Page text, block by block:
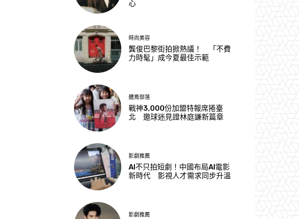
心
時尚美容
龔俊巴黎街拍掀熱議！ 「不費
力時髦」成今夏最佳示範
體育部落
戰神3,000份加盟特報席捲臺
北 邀球迷見證林庭謙新篇章
影劇推薦
AI不只拍短劇！中國布局AI電影
新時代 影視人才需求同步升溫
影劇推薦